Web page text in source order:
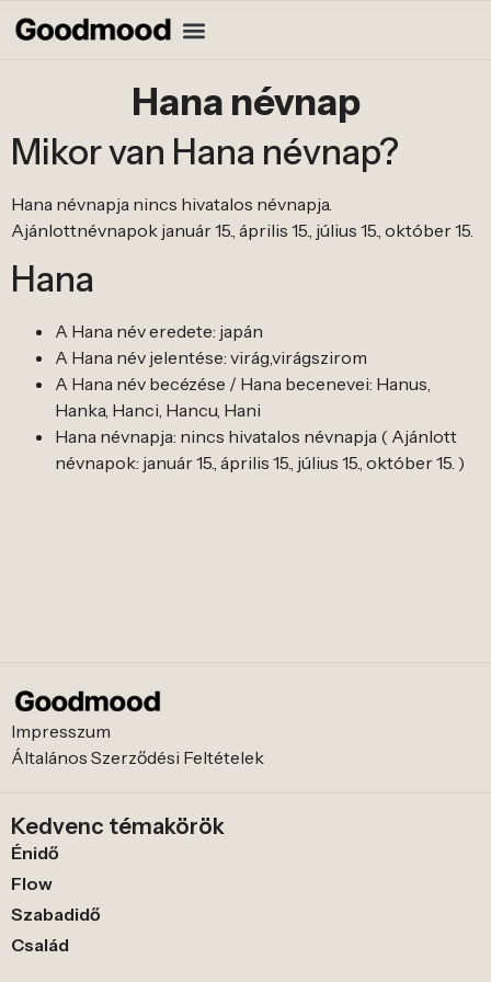
Hana névnap
Mikor van Hana névnap?
Hana névnapja nincs hivatalos névnapja.
Ajánlottnévnapok január 15., április 15., július 15., október 15.
Hana
A Hana név eredete: japán
A Hana név jelentése: virág,virágszirom
A Hana név becézése / Hana becenevei: Hanus,
Hanka, Hanci, Hancu, Hani
Hana névnapja: nincs hivatalos névnapja ( Ajánlott
névnapok: január 15., április 15., július 15., október 15. )
Impresszum
Általános Szerződési Feltételek
Kedvenc témakörök
Énidő
Flow
Szabadidő
Család